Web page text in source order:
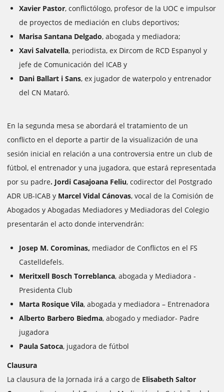
Xavier Pastor, conflictólogo, profesor de la UOC e impulsor
de proyectos de mediación en clubs deportivos;
Marisa Santana Delgado, abogada y mediadora;
Xavi Salvatella, periodista, ex Dircom de RCD Espanyol y
jefe de Comunicación del ICAB y
Dani Ballart i Sans, ex jugador de waterpolo y entrenador
del CN Mataró.
En la segunda mesa se abordará el tratamiento de un
conflicto en el deporte a partir de la visualización de una
sesión inicial en relación a una controversia entre un club de
fútbol, el entrenador y una jugadora, que estará representada
por su padre. Jordi Casajoana Feliu, codirector del Postgrado
ADR UB-ICAB y Marcel Vidal Cánovas, vocal de la Comisión de
Abogados y Abogadas Mediadores y Mediadoras del Colegio
presentarán el acto donde intervendrán:
Josep M. Corominas, mediador de Conflictos en el FS
Castelldefels.
Meritxell Bosch Torreblanca, abogada y Mediadora -
Presidenta Club
Marta Rosique Vila, abogada y mediadora – Entrenadora
Alberto Barbero Biedma, abogado y mediador- Padre
jugadora
Paula Satoca, jugadora de fútbol
Clausura
La clausura de la Jornada irá a cargo de Elisabeth Saltor